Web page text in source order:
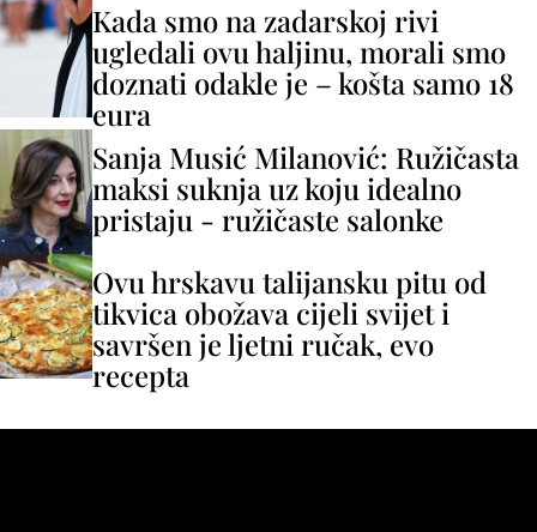
Kada smo na zadarskoj rivi
ugledali ovu haljinu, morali smo
doznati odakle je – košta samo 18
eura
Sanja Musić Milanović: Ružičasta
maksi suknja uz koju idealno
pristaju - ružičaste salonke
Ovu hrskavu talijansku pitu od
tikvica obožava cijeli svijet i
savršen je ljetni ručak, evo
recepta